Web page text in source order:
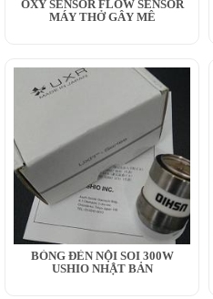
OXY SENSOR FLOW SENSOR
MÁY THỞ GÂY MÊ
BÓNG ĐÈN NỘI SOI 300W
USHIO NHẬT BẢN